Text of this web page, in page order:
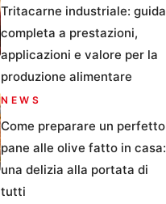
Tritacarne industriale: guida
completa a prestazioni,
applicazioni e valore per la
produzione alimentare
NEWS
Come preparare un perfetto
pane alle olive fatto in casa:
una delizia alla portata di
tutti